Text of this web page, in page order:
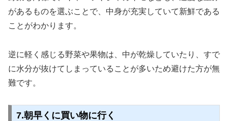
があるものを選ぶことで、中身が充実していて新鮮である
ことがわかります。
逆に軽く感じる野菜や果物は、中が乾燥していたり、すで
に水分が抜けてしまっていることが多いため避けた方が無
難です。
7.朝早くに買い物に行く